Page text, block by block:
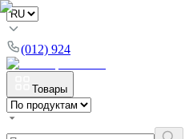
(012) 924
Товары